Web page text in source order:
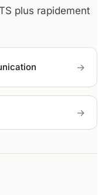
plus rapidement
→
→